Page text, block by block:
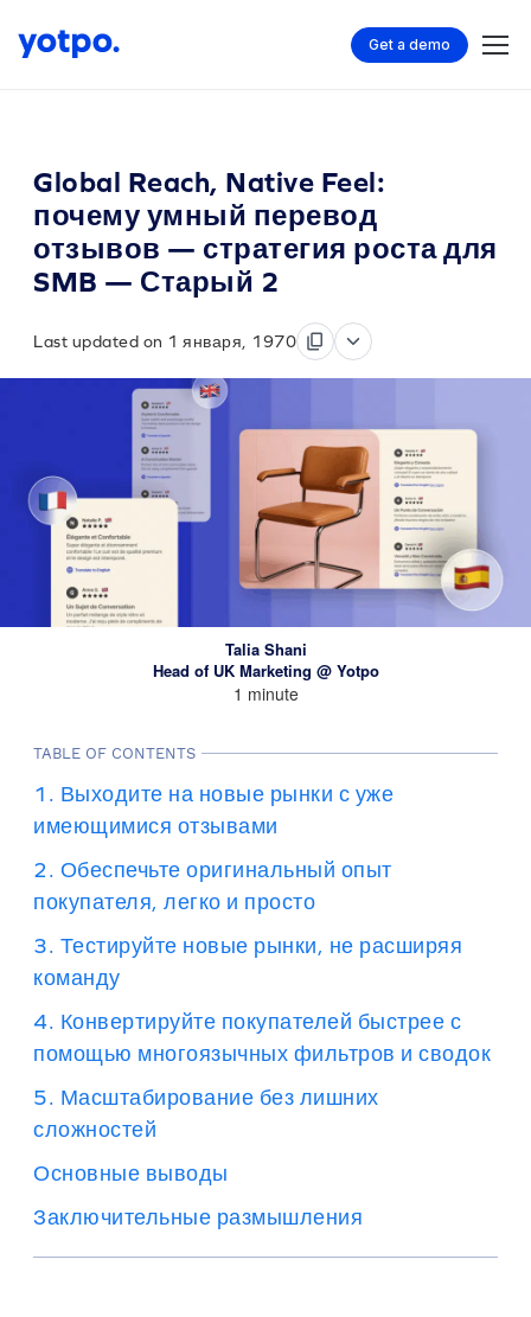
Get a demo
Global Reach, Native Feel:
почему умный перевод
отзывов — стратегия роста для
SMB — Старый 2
Last updated on 1 января, 1970
Talia Shani
Head of UK Marketing @ Yotpo
1 minute
TABLE OF CONTENTS
1. Выходите на новые рынки с уже
имеющимися отзывами
2. Обеспечьте оригинальный опыт
покупателя, легко и просто
3. Тестируйте новые рынки, не расширяя
команду
4. Конвертируйте покупателей быстрее с
помощью многоязычных фильтров и сводок
5. Масштабирование без лишних
сложностей
Основные выводы
Заключительные размышления